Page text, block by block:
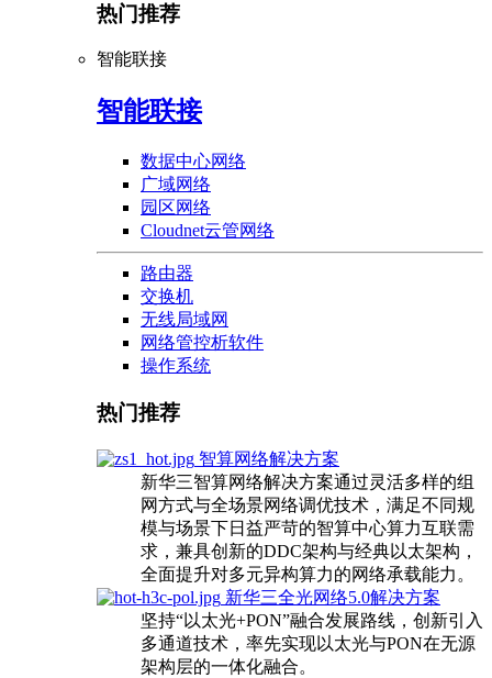
热门推荐
智能联接
智能联接
数据中心网络
广域网络
园区网络
Cloudnet云管网络
路由器
交换机
无线局域网
网络管控析软件
操作系统
热门推荐
智算网络解决方案
新华三智算网络解决方案通过灵活多样的组
网方式与全场景网络调优技术，满足不同规
模与场景下日益严苛的智算中心算力互联需
求，兼具创新的DDC架构与经典以太架构，
全面提升对多元异构算力的网络承载能力。
新华三全光网络5.0解决方案
坚持“以太光+PON”融合发展路线，创新引入
多通道技术，率先实现以太光与PON在无源
架构层的一体化融合。